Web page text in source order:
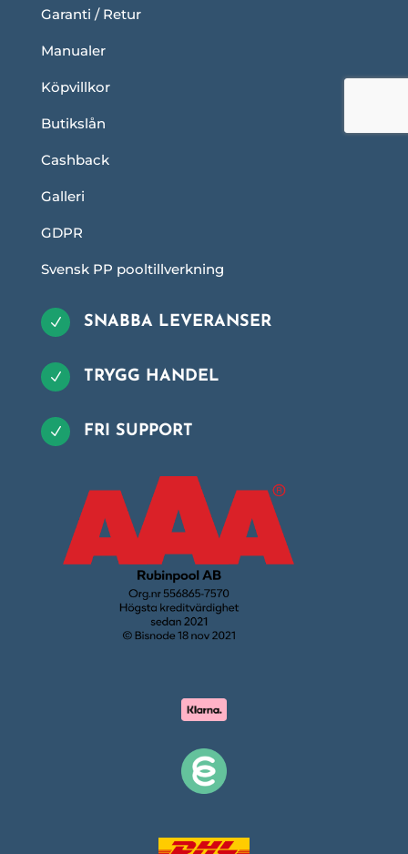
Garanti / Retur
Manualer
Köpvillkor
Butikslån
Cashback
Galleri
GDPR
Svensk PP pooltillverkning
N SNABBA LEVERANSER
N TRYGG HANDEL
N FRI SUPPORT